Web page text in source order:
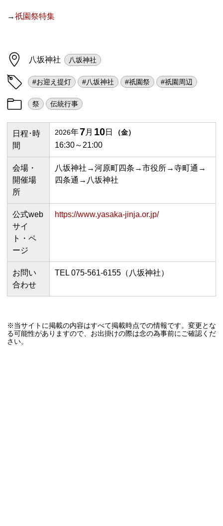
→祇園祭特集
八坂神社 八坂神社
#お迎え提灯 #八坂神社 #祇園祭 #祇園周辺
祭 伝統行事
日程･時
間
2026年7月 10日 （金）
16:30～21:00
会場・
開催場
所
八坂神社→河原町四条→市役所→寺町通→
四条通→八坂神社
公式web
サイ
ト・ペ
ージ
https://www.yasaka-jinja.or.jp/
お問い
合わせ
TEL 075-561-6155（八坂神社）
※当サイトに掲載の内容はすべて掲載時点での情報です。変更とな
る可能性がありますので、お出掛けの際は念の為事前にご確認くだ
さい。